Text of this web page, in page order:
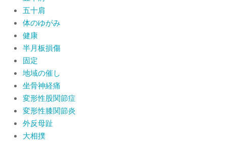
五十肩
体のゆがみ
健康
半月板損傷
固定
地域の催し
坐骨神経痛
変形性股関節症
変形性膝関節炎
外反母趾
大相撲